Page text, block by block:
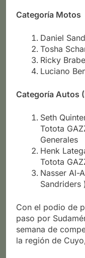
Categoría Motos
Daniel
Tosha
Ricky
Luciano
Categoría Autos
Seth
Totota
Generales
Henk
Totota
Nasser Al-
Sandriders )
Con el podio de
paso por
semana de
la región de